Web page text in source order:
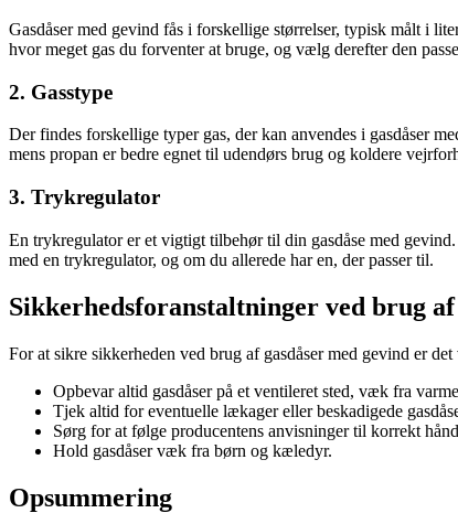
Gasdåser med gevind fås i forskellige størrelser, typisk målt i
hvor meget gas du forventer at bruge, og vælg derefter den
2. Gasstype
Der findes forskellige typer gas, der kan anvendes i gasdåser
mens propan er bedre egnet til udendørs brug og koldere
3. Trykregulator
En trykregulator er et vigtigt tilbehør til din gasdåse med
med en trykregulator, og om du allerede har en, der passer til.
Sikkerhedsforanstaltninger ved brug af
For at sikre sikkerheden ved brug af gasdåser med gevind er
Opbevar altid gasdåser på et ventileret sted, væk fra
Tjek altid for eventuelle lækager eller beskadigede
Sørg for at følge producentens anvisninger til korrekt
Hold gasdåser væk fra børn og kæledyr.
Opsummering